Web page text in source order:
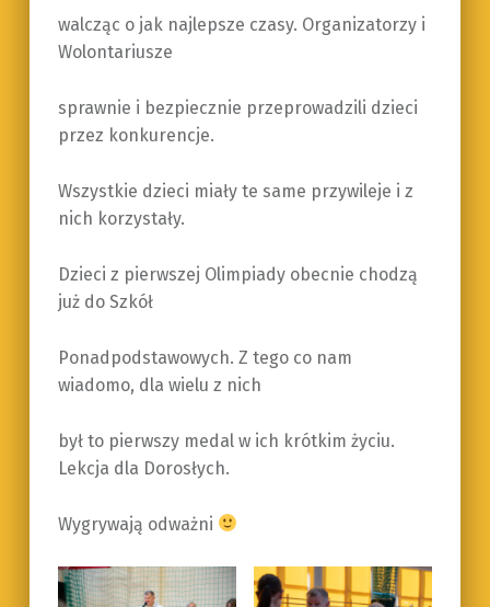
walcząc o jak najlepsze czasy. Organizatorzy i
Wolontariusze
sprawnie i bezpiecznie przeprowadzili dzieci
przez konkurencje.
Wszystkie dzieci miały te same przywileje i z
nich korzystały.
Dzieci z pierwszej Olimpiady obecnie chodzą
już do Szkół
Ponadpodstawowych. Z tego co nam
wiadomo, dla wielu z nich
był to pierwszy medal w ich krótkim życiu.
Lekcja dla Dorosłych.
Wygrywają odważni